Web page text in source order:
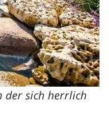
der sich herrlich